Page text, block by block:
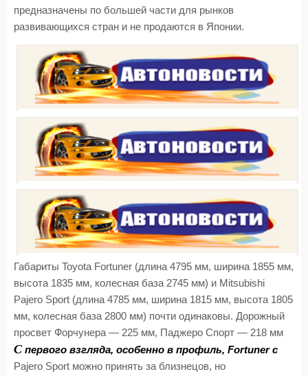
предназначены по большей части для рынков
развивающихся стран и не продаются в Японии.
Габариты Toyota Fortuner (длина 4795 мм, ширина 1855 мм,
высота 1835 мм, колесная база 2745 мм) и Mitsubishi
Pajero Sport (длина 4785 мм, ширина 1815 мм, высота 1805
мм, колесная база 2800 мм) почти одинаковы. Дорожный
просвет Форчунера — 225 мм, Паджеро Спорт — 218 мм
С первого взгляда, особенно в профиль, Fortuner с
Pajero Sport можно принять за близнецов, но